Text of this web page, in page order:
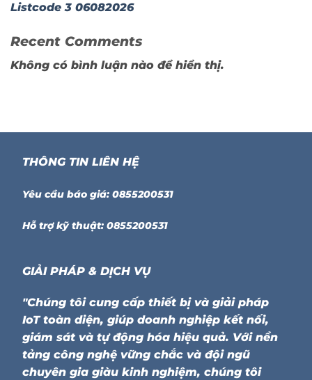
Listcode 3 06082026
Recent Comments
Không có bình luận nào để hiển thị.
THÔNG TIN LIÊN HỆ
Yêu cầu báo giá: 0855200531
Hỗ trợ kỹ thuật: 0855200531
GIẢI PHÁP & DỊCH VỤ
"Chúng tôi cung cấp thiết bị và giải pháp
IoT toàn diện, giúp doanh nghiệp kết nối,
giám sát và tự động hóa hiệu quả. Với nền
tảng công nghệ vững chắc và đội ngũ
chuyên gia giàu kinh nghiệm, chúng tôi